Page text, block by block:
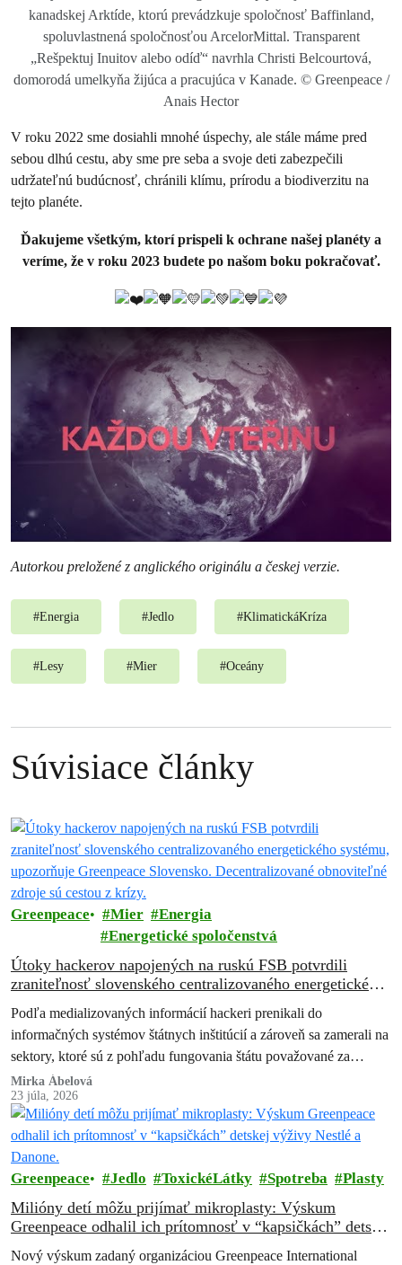
kanadskej Arktíde, ktorú prevádzkuje spoločnosť Baffinland,
spoluvlastnená spoločnosťou ArcelorMittal. Transparent
„Rešpektuj Inuitov alebo odíď“ navrhla Christi Belcourtová,
domorodá umelkyňa žijúca a pracujúca v Kanade. © Greenpeace /
Anais Hector
V roku 2022 sme dosiahli mnohé úspechy, ale stále máme pred
sebou dlhú cestu, aby sme pre seba a svoje deti zabezpečili
udržateľnú budúcnosť, chránili klímu, prírodu a biodiverzitu na
tejto planéte.
Ďakujeme všetkým, ktorí prispeli k ochrane našej planéty a
veríme, že v roku 2023 budete po našom boku pokračovať.
Autorkou preložené z anglického originálu a českej verzie.
#Energia #Jedlo #KlimatickáKríza
#Lesy #Mier #Oceány
Súvisiace články
Greenpeace Mier
Energia
Energetické spoločenstvá
Útoky hackerov napojených na ruskú FSB potvrdili
zraniteľnosť slovenského centralizovaného energetického
Decentralizované obnoviteľné zdroje sú cestou z krízy.
Podľa medializovaných informácií hackeri prenikali do
informačných systémov štátnych inštitúcií a zároveň sa zamerali na
sektory, ktoré sú z pohľadu fungovania štátu považované za
kritické. Išlo najmä o energetiku, obranný…
Mirka Ábelová
23 júla, 2026
Greenpeace Jedlo ToxickéLátky Spotreba Plasty
Milióny detí môžu prijímať mikroplasty: Výskum
Greenpeace odhalil ich prítomnosť v “kapsičkách” detskej
Nový výskum zadaný organizáciou Greenpeace International